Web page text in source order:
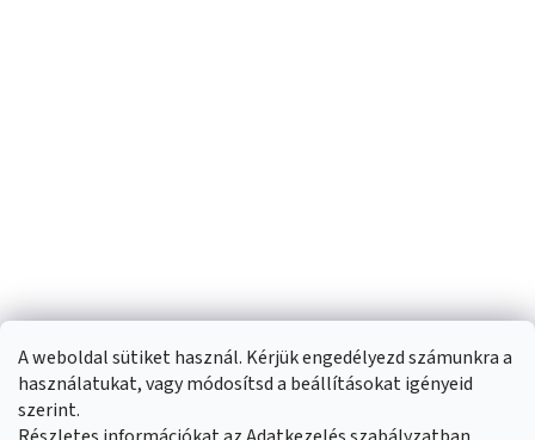
A weboldal sütiket használ. Kérjük engedélyezd számunkra a
használatukat, vagy módosítsd a beállításokat igényeid
szerint.